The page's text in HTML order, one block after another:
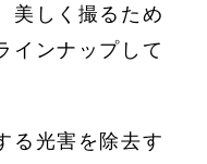
美しく撮るため
インナップして
る光害を除去す